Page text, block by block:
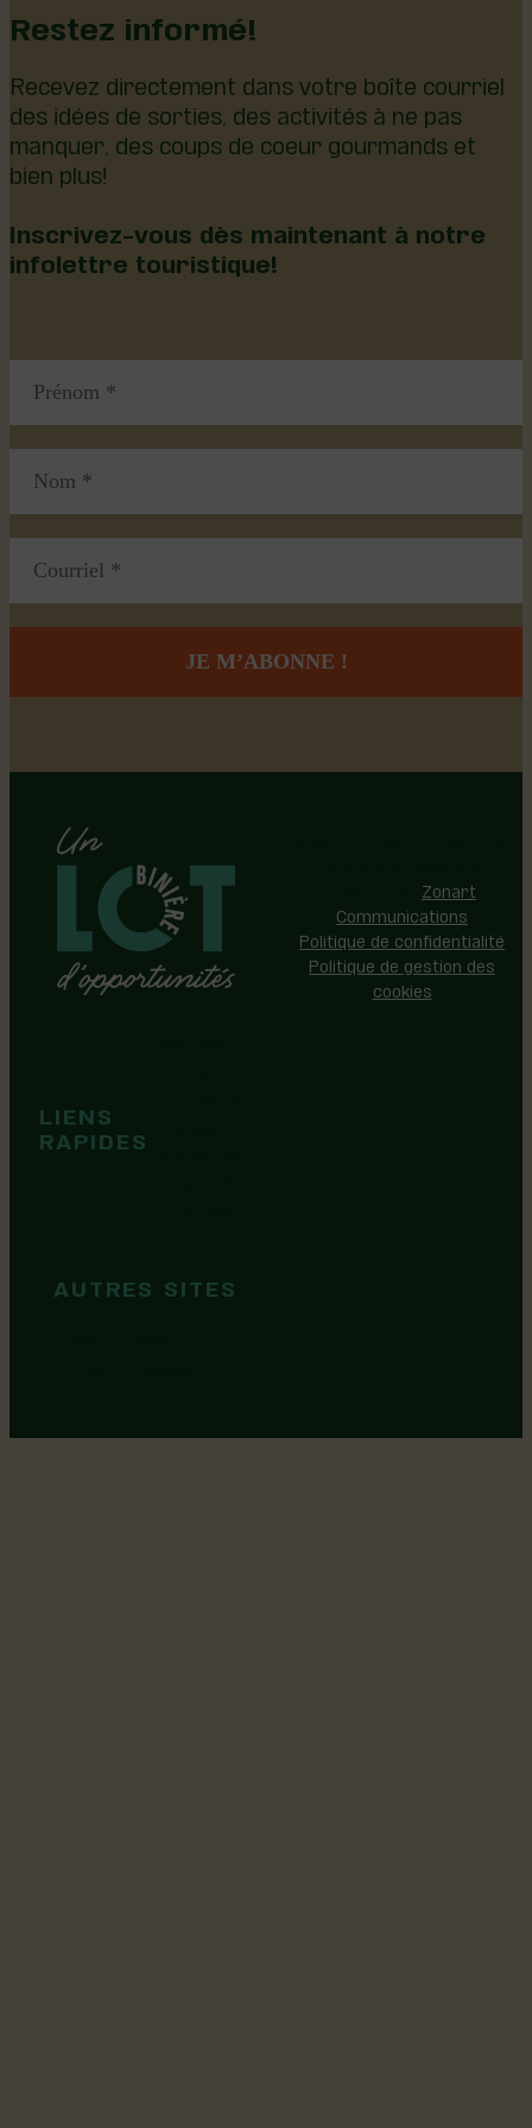
Restez informé!
Recevez directement dans votre boîte courriel
des idées de sorties, des activités à ne pas
manquer, des coups de coeur gourmands et
bien plus!
Inscrivez-vous dès maintenant à notre
infolettre touristique!
LIENS
RAPIDES
AUTRES SITES
Zonart
Communications
Politique de confidentialité
Politique de gestion des
cookies